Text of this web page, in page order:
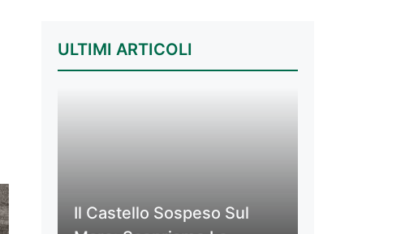
ULTIMI ARTICOLI
Il Castello Sospeso Sul